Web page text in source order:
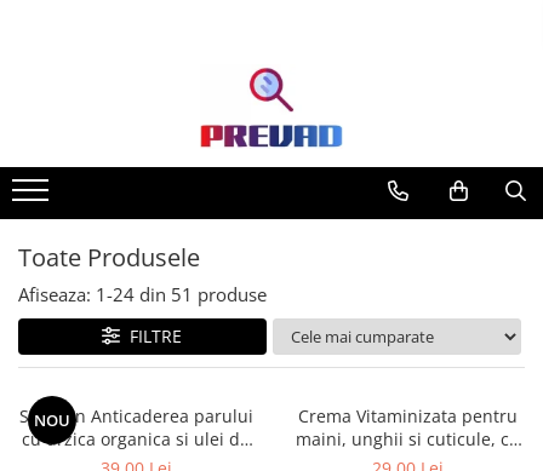
Toate Produsele
Afiseaza: 1-24 din 51 produse
FILTRE
NOU
Sampon Anticaderea parului
cu urzica organica si ulei de
ricin Cosmeplant, 1000 ml
Crema Vitaminizata pentru
maini, unghii si cuticule, cu
extracte de fructe de padure